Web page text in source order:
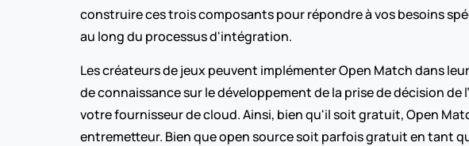
construire ces trois composants pour répondre à vos besoins
au long du processus d'intégration.
Les créateurs de jeux peuvent implémenter Open Match dans
de connaissance sur le développement de la prise de décision
votre fournisseur de cloud. Ainsi, bien qu'il soit gratuit, Open
entremetteur. Bien que open source soit parfois gratuit en tant